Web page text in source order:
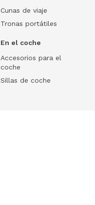
Cunas de viaje
Tronas portátiles
En el coche
Accesorios para el
coche
Sillas de coche